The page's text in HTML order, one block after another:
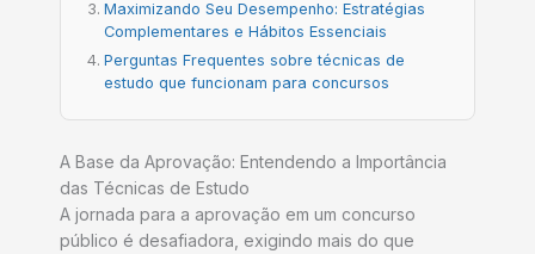
Maximizando Seu Desempenho: Estratégias
Complementares e Hábitos Essenciais
Perguntas Frequentes sobre técnicas de
estudo que funcionam para concursos
A Base da Aprovação: Entendendo a Importância
das Técnicas de Estudo
A jornada para a aprovação em um concurso
público é desafiadora, exigindo mais do que